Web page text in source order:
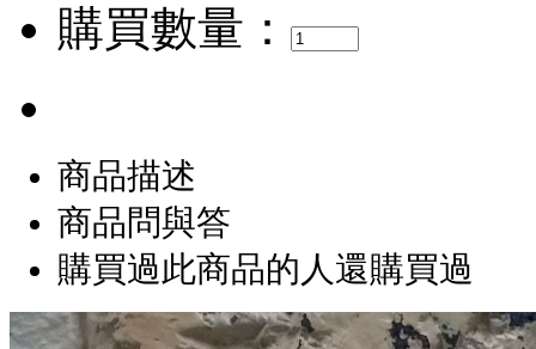
購買數量：
商品描述
商品問與答
購買過此商品的人還購買過